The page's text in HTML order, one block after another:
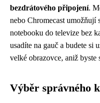
bezdrátového připojení.
nebo Chromecast umožňují
notebooku do televize bez
usadíte na gauč a budete si
velké obrazovce, aniž byste
Výběr správného